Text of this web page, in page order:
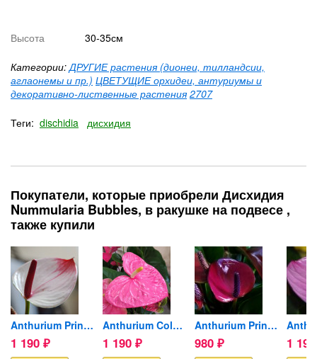
Высота 30-35см
Категории: ДРУГИЕ растения (дионеи, тилландсии,
аглаонемы и пр.) ЦВЕТУЩИЕ орхидеи, антуриумы и
декоративно-лиственные растения 2707
Теги: dischidia дисхидия
Покупатели, которые приобрели Дисхидия
Nummularia Bubbles, в ракушке на подвесе ,
также купили
Anthurium Princess Amalia...
1 190 ₽
Anthurium Colorado...
1 190 ₽
Anthurium Princess Amalia...
980 ₽ 1